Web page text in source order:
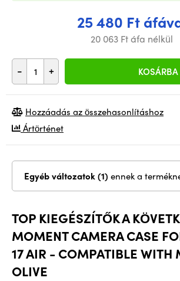
25 480 Ft
20 063 Ft áfa nélkül
- + KOSÁRBA
Hozzáadás az összehasonlításhoz
Ártörténet
Egyéb változatok (1) ennek a
TOP KIEGÉSZÍTŐK A
MOMENT CAMERA CASE
17 AIR - COMPATIBLE WITH
OLIVE